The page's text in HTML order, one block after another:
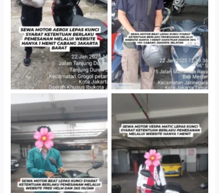
Cabang Jakarta Barat
Gedung Parkir P6A
Cityplaza Jatinegara
Gedung Parkir P6A
Cityplaza Jatinegara
Gedung Parkir P6A